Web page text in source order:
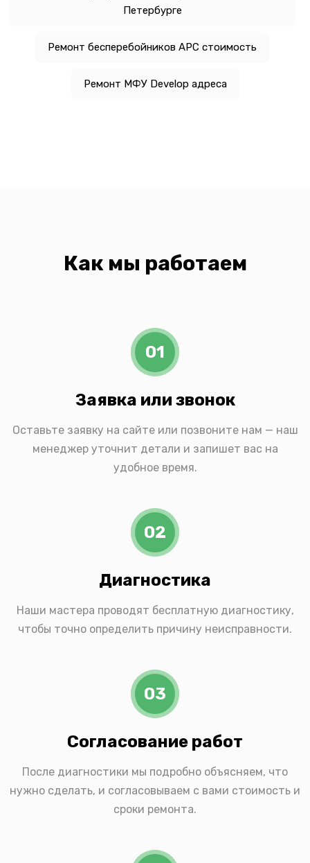
Петербурге
Ремонт бесперебойников APC стоимость
Ремонт МФУ Develop адреса
Как мы работаем
01
Заявка или звонок
Оставьте заявку на сайте или позвоните нам — наш
менеджер уточнит детали и запишет вас на
удобное время.
02
Диагностика
Наши мастера проводят бесплатную диагностику,
чтобы точно определить причину неисправности.
03
Согласование работ
После диагностики мы подробно объясняем, что
нужно сделать, и согласовываем с вами стоимость и
сроки ремонта.